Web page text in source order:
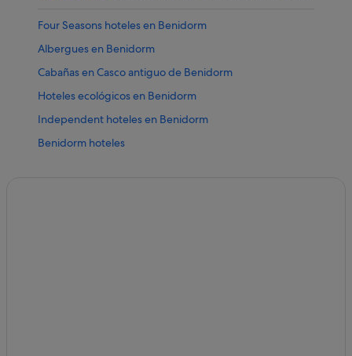
Four Seasons hoteles en Benidorm
Albergues en Benidorm
Cabañas en Casco antiguo de Benidorm
Hoteles ecológicos en Benidorm
Independent hoteles en Benidorm
Benidorm hoteles